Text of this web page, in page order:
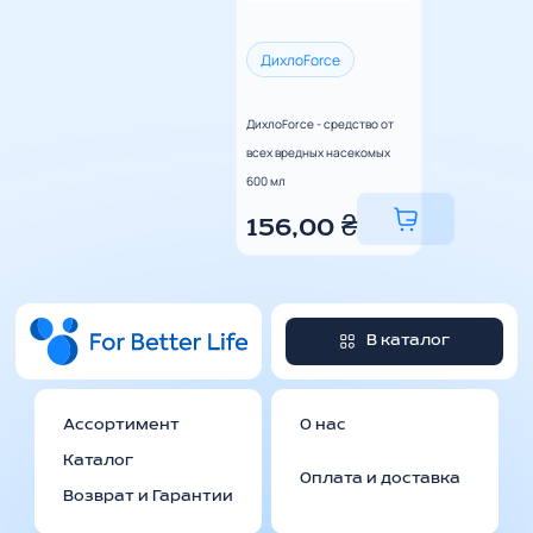
ДихлоForce
ДихлоForce - средство от
всех вредных насекомых
600 мл
156,00 ₴
В каталог
Ассортимент
Каталог
Возврат и Гарантии
О нас
Оплата и доставка